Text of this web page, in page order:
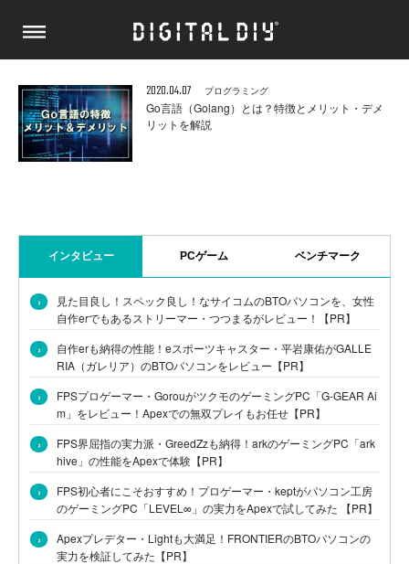
2020.04.07 プログラミング
Go言語（Golang）とは？特徴とメリット・デメ
リットを解説
インタビュー PCゲーム ベンチマーク
›
見た目良し！スペック良し！なサイコムのBTOパソコンを、女性
自作erでもあるストリーマー・つつまるがレビュー！【PR】
›
自作erも納得の性能！eスポーツキャスター・平岩康佑がGALLE
RIA（ガレリア）のBTOパソコンをレビュー【PR】
›
FPSプロゲーマー・GorouがツクモのゲーミングPC「G-GEAR Ai
m」をレビュー！Apexでの無双プレイもお任せ【PR】
›
FPS界屈指の実力派・GreedZzも納得！arkのゲーミングPC「ark
hive」の性能をApexで体験【PR】
›
FPS初心者にこそおすすめ！プロゲーマー・keptがパソコン工房
のゲーミングPC「LEVEL∞」の実力をApexで試してみた 【PR】
›
Apexプレデター・Lightも大満足！FRONTIERのBTOパソコンの
実力を検証してみた【PR】